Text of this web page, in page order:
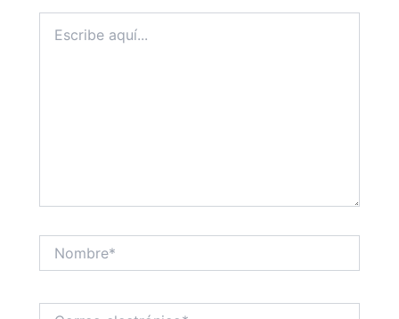
aquí...